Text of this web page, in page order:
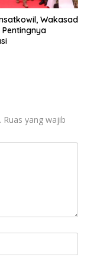
Wakasad
Ruas yang wajib